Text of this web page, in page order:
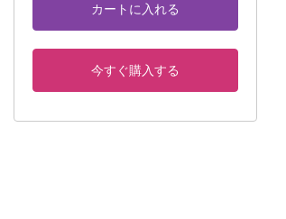
カートに入れる
今すぐ購入する